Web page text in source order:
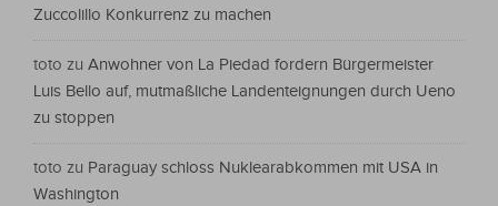
Zuccolillo Konkurrenz zu machen
toto zu Anwohner von La Piedad fordern Bürgermeister
Luis Bello auf, mutmaßliche Landenteignungen durch Ueno
zu stoppen
toto zu Paraguay schloss Nuklearabkommen mit USA in
Washington